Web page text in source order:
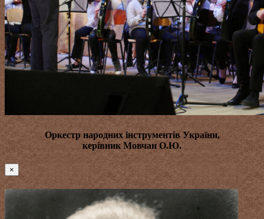
Оркестр народних інструментів України,
керівник Мовчан О.Ю.
×